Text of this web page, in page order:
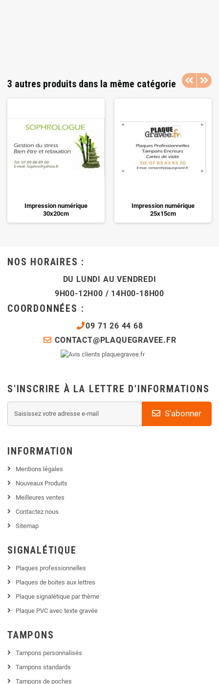
3 autres produits dans la même catégorie
Impression numérique
30x20cm
Impression numérique
25x15cm
NOS HORAIRES :
DU LUNDI AU VENDREDI
9H00-12H00 / 14H00-18H00
COORDONNÉES :
09 71 26 44 68
CONTACT@PLAQUEGRAVEE.FR
S'INSCRIRE À LA LETTRE D'INFORMATIONS
S'abonner
INFORMATION
Mentions légales
Nouveaux Produits
Meilleures ventes
Contactez nous
Sitemap
SIGNALÉTIQUE
Plaques professionnelles
Plaques de boites aux lettres
Plaque signalétique par thème
Plaque PVC avec texte gravée
TAMPONS
Tampons personnalisés
Tampons standards
Tampons de poches